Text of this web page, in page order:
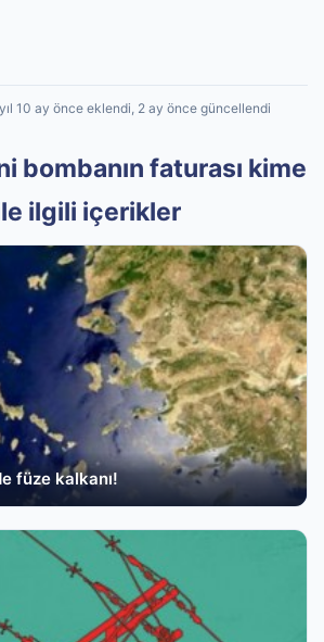
10 ay önce eklendi, 2 ay önce güncellendi
bombanın faturası kime
ilgili içerikler
füze kalkanı!